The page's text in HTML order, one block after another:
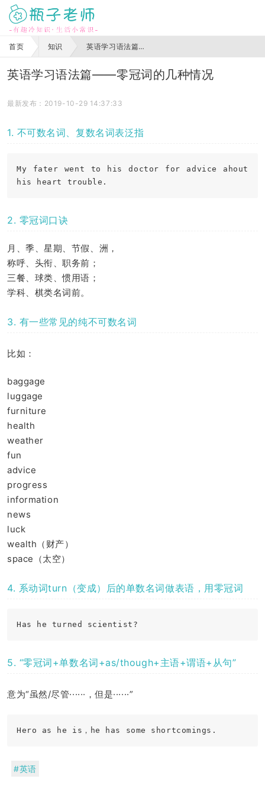
首页 知识 英语学习语法篇——零冠词的几种情况
英语学习语法篇——零冠词的几种情况
最新发布：2019-10-29 14:37:33
1. 不可数名词、复数名词表泛指
My fater went to his doctor for advice ahout
2. 零冠词口诀
月、季、星期、节假、洲，
称呼、头衔、职务前；
三餐、球类、惯用语；
学科、棋类名词前。
3. 有一些常见的纯不可数名词
比如：
baggage
luggage
furniture
health
weather
fun
advice
progress
information
news
luck
wealth（财产）
space（太空）
4. 系动词turn（变成）后的单数名词做表语，用零冠词
5. “零冠词+单数名词+as/though+主语+谓语+从句”
意为“虽然/尽管······，但是······”
#英语